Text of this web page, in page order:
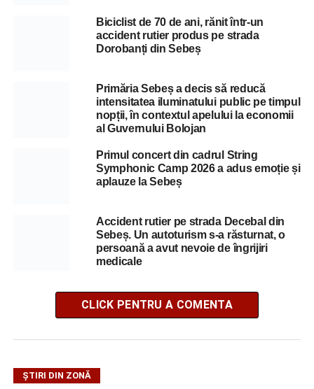
Biciclist de 70 de ani, rănit într-un
accident rutier produs pe strada
Dorobanți din Sebeș
Primăria Sebeș a decis să reducă
intensitatea iluminatului public pe timpul
nopții, în contextul apelului la economii
al Guvernului Bolojan
Primul concert din cadrul String
Symphonic Camp 2026 a adus emoție și
aplauze la Sebeș
Accident rutier pe strada Decebal din
Sebeș. Un autoturism s-a răsturnat, o
persoană a avut nevoie de îngrijiri
medicale
CLICK PENTRU A COMENTA
ȘTIRI DIN ZONĂ